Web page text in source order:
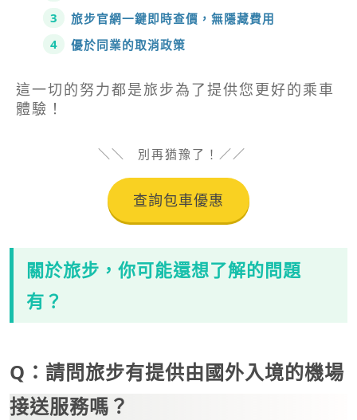
旅步官網一鍵即時查價，無隱藏費用
優於同業的取消政策
這一切的努力都是旅步為了提供您更好的乘車
體驗！
別再猶豫了！
查詢包車優惠
關於旅步，你可能還想了解的問題
有？
Q：請問旅步有提供由國外入境的機場
接送服務嗎？